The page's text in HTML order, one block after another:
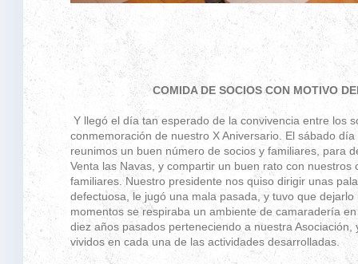
COMIDA DE SOCIOS CON MOTIVO
Y llegó el día tan esperado de la convivencia entre los
conmemoración de nuestro X Aniversario. El sábado
reunimos un buen número de socios y familiares, para
Venta las Navas, y compartir un buen rato con nuestros
familiares. Nuestro presidente nos quiso dirigir unas
defectuosa, le jugó una mala pasada, y tuvo que
momentos se respiraba un ambiente de camaradería
diez años pasados perteneciendo a nuestra Asociación,
vividos en cada una de las actividades desarrolladas.